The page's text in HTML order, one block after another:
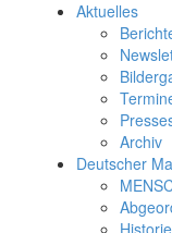
Aktuelles
Archiv
Deutscher
Historie